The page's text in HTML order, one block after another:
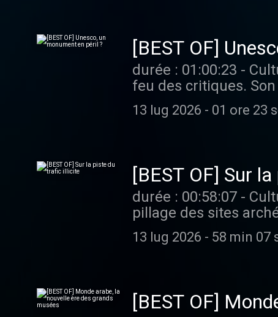
[BEST OF]
durée : 01:00:23 - Cultures monde - Son pouvoir symbolique fort place l'Unesco sous le
feu des critiques.
Nations Unies au
la jugeant notamment
13 lug 2026 - 01 ore 23
[BEST OF] Sur
durée : 00:58:07 - Cultures monde - Des détecteurs de métaux aux zones de guerre, le
pillage des sites
trafic multiforme,
conservation du patrimoine. Vous aimez ce podcast ? Pour écouter
13 lug 2026 - 58 min 07
[BEST OF]